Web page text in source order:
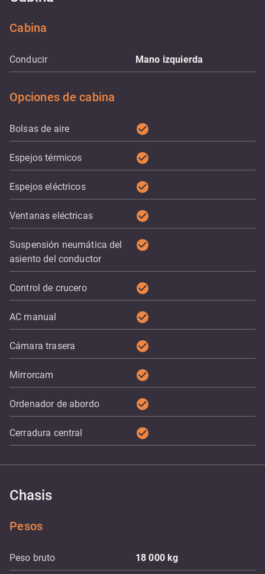
Cabina
Conducir Mano izquierda
Opciones de cabina
Bolsas de aire check_circle
Espejos térmicos check_circle
Espejos eléctricos check_circle
Ventanas eléctricas check_circle
Suspensión neumática del
asiento del conductor
check_circle
Control de crucero check_circle
AC manual check_circle
Cámara trasera check_circle
Mirrorcam check_circle
Ordenador de abordo check_circle
Cerradura central check_circle
Chasis
Pesos
Peso bruto 18 000kg